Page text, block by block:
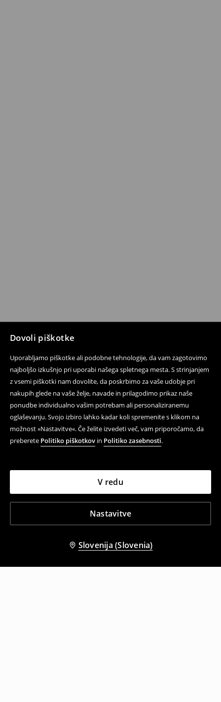
Dovoli piškotke
Uporabljamo piškotke ali podobne tehnologije, da vam zagotovimo
najboljšo izkušnjo pri uporabi našega spletnega mesta. S strinjanjem
z vsemi piškotki nam dovolite, da poskrbimo za vaše udobje pri
nakupih glede na vaše želje, navade in prilagodimo prikaz naše
ponudbe individualno vašim potrebam ali personaliziranemu
oglaševanju. Svojo izbiro lahko kadar koli spremenite s klikom na
možnost »Nastavitve«. Če želite izvedeti več, vam priporočamo, da
preberete Politiko piškotkov in Politiko zasebnosti.
Nastavitve
V redu
Slovenija (Slovenia)